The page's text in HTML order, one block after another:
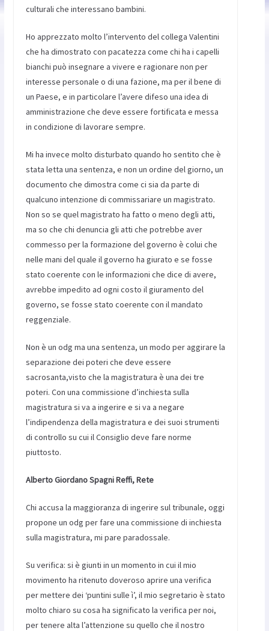
culturali che interessano bambini.
Ho apprezzato molto l’intervento del collega Valentini
che ha dimostrato con pacatezza come chi ha i capelli
bianchi può insegnare a vivere e ragionare non per
interesse personale o di una fazione, ma per il bene di
un Paese, e in particolare l’avere difeso una idea di
amministrazione che deve essere fortificata e messa
in condizione di lavorare sempre.
Mi ha invece molto disturbato quando ho sentito che è
stata letta una sentenza, e non un ordine del giorno, un
documento che dimostra come ci sia da parte di
qualcuno intenzione di commissariare un magistrato.
Non so se quel magistrato ha fatto o meno degli atti,
ma so che chi denuncia gli atti che potrebbe aver
commesso per la formazione del governo è colui che
nelle mani del quale il governo ha giurato e se fosse
stato coerente con le informazioni che dice di avere,
avrebbe impedito ad ogni costo il giuramento del
governo, se fosse stato coerente con il mandato
reggenziale.
Non è un odg ma una sentenza, un modo per aggirare la
separazione dei poteri che deve essere
sacrosanta,visto che la magistratura è una dei tre
poteri. Con una commissione d’inchiesta sulla
magistratura si va a ingerire e si va a negare
l’indipendenza della magistratura e dei suoi strumenti
di controllo su cui il Consiglio deve fare norme
piuttosto.
Alberto Giordano Spagni Reffi, Rete
Chi accusa la maggioranza di ingerire sul tribunale, oggi
propone un odg per fare una commissione di inchiesta
sulla magistratura, mi pare paradossale.
Su verifica: si è giunti in un momento in cui il mio
movimento ha ritenuto doveroso aprire una verifica
per mettere dei ‘puntini sulle ì’, il mio segretario è stato
molto chiaro su cosa ha significato la verifica per noi,
per tenere alta l’attenzione su quello che il nostro